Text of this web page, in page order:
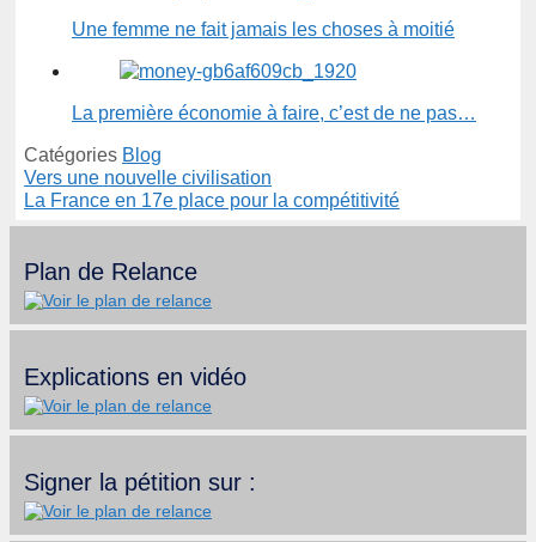
Une femme ne fait jamais les choses à moitié
La première économie à faire, c’est de ne pas…
Catégories Blog
Vers une nouvelle civilisation
La France en 17e place pour la compétitivité
Plan de Relance
Explications en vidéo
Signer la pétition sur :